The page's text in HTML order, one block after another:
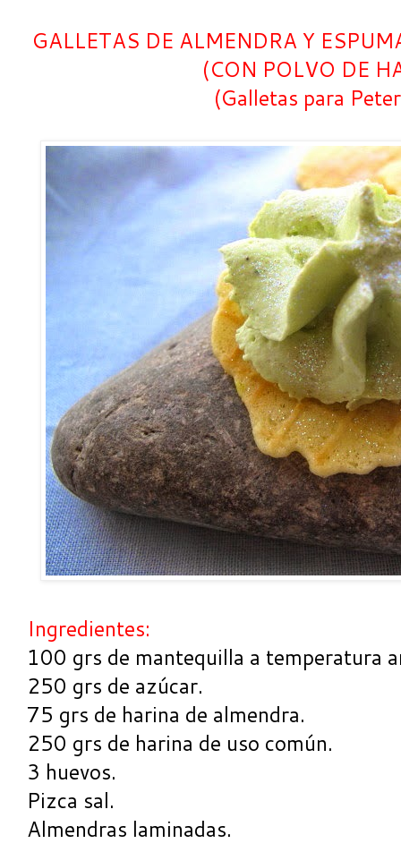
GALLETAS DE ALMENDRA Y
(CON POLVO DE
(Galletas para
Ingredientes:
100 grs de mantequilla a temperatura
250 grs de azúcar.
75 grs de harina de almendra.
250 grs de harina de uso común.
3 huevos.
Pizca sal.
Almendras laminadas.